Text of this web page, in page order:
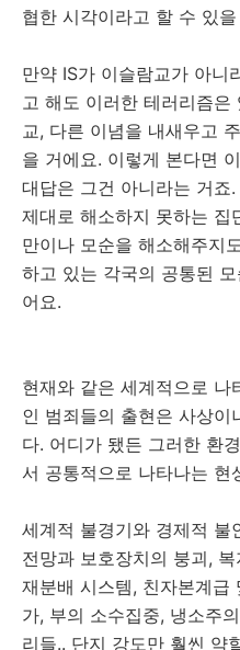
협한 시각이라고 할 수 있
만약 IS가 이슬람교가 아니
고 해도 이러한 테러리즘
교, 다른 이념을 내새우고
을 거에요. 이렇게 본다면
대답은 그건 아니라는 거죠
제대로 해소하지 못하는 집
만이나 모순을 해소해주지
하고 있는 각국의 공통된
어요.
현재와 같은 세계적으로 나
인 범죄들의 출현은 사상이
다. 어디가 됐든 그러한 환
서 공통적으로 나타나는 현
세계적 불경기와 경제적 불
전망과 보호장치의 붕괴,
재분배 시스템, 친자본계급
가, 부의 소수집중, 냉소주
리들.. 단지 강도만 훨씬 약